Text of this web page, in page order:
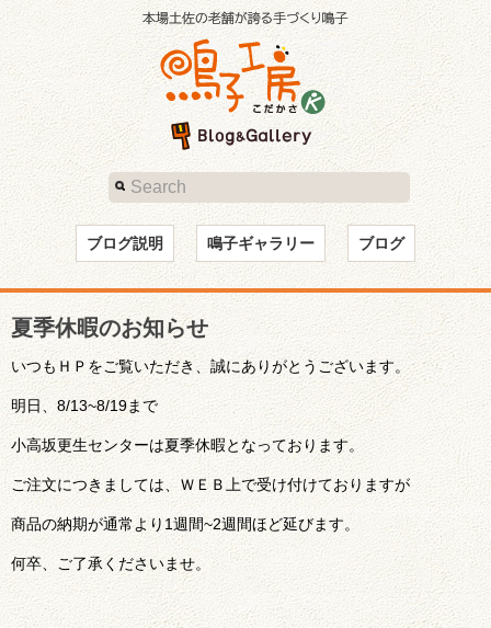
ブログ説明 鳴子ギャラリー ブログ
夏季休暇のお知らせ
いつもＨＰをご覧いただき、誠にありがとうございます。
明日、8/13~8/19まで
小高坂更生センターは夏季休暇となっております。
ご注文につきましては、ＷＥＢ上で受け付けておりますが
商品の納期が通常より1週間~2週間ほど延びます。
何卒、ご了承くださいませ。